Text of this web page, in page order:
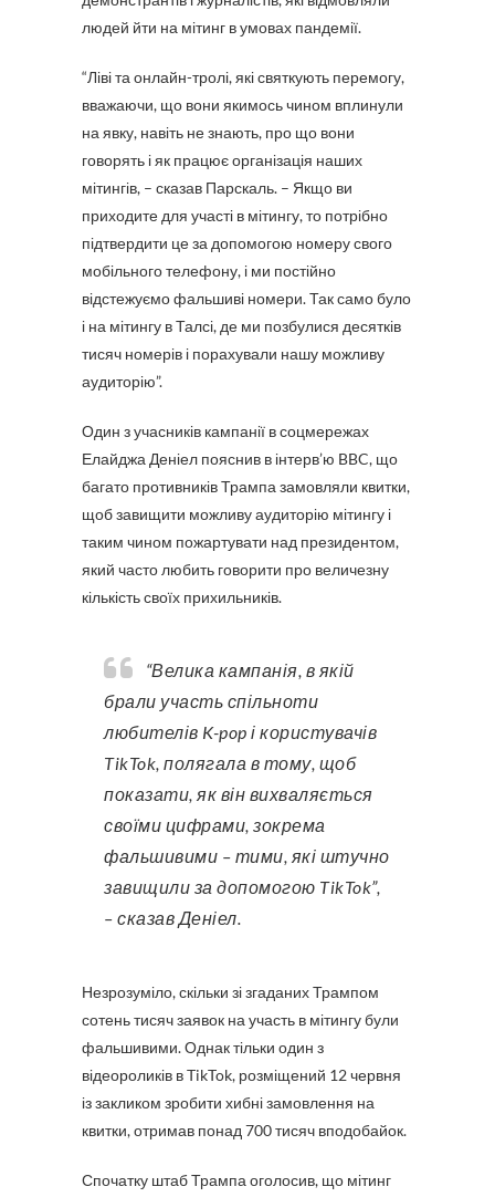
людей йти на мітинг в умовах пандемії.
“Ліві та онлайн-тролі, які святкують перемогу,
вважаючи, що вони якимось чином вплинули
на явку, навіть не знають, про що вони
говорять і як працює організація наших
мітингів, – сказав Парскаль. – Якщо ви
приходите для участі в мітингу, то потрібно
підтвердити це за допомогою номеру свого
мобільного телефону, і ми постійно
відстежуємо фальшиві номери. Так само було
і на мітингу в Талсі, де ми позбулися десятків
тисяч номерів і порахували нашу можливу
аудиторію”.
Один з учасників кампанії в соцмережах
Елайджа Деніел пояснив в інтерв’ю BBC, що
багато противників Трампа замовляли квитки,
щоб завищити можливу аудиторію мітингу і
таким чином пожартувати над президентом,
який часто любить говорити про величезну
кількість своїх прихильників.
“Велика кампанія, в якій
брали участь спільноти
любителів K-pop і користувачів
TikTok, полягала в тому, щоб
показати, як він вихваляється
своїми цифрами, зокрема
фальшивими – тими, які штучно
завищили за допомогою TikTok”,
– сказав Деніел.
Незрозуміло, скільки зі згаданих Трампом
сотень тисяч заявок на участь в мітингу були
фальшивими. Однак тільки один з
відеороликів в TikTok, розміщений 12 червня
із закликом зробити хибні замовлення на
квитки, отримав понад 700 тисяч вподобайок.
Спочатку штаб Трампа оголосив, що мітинг